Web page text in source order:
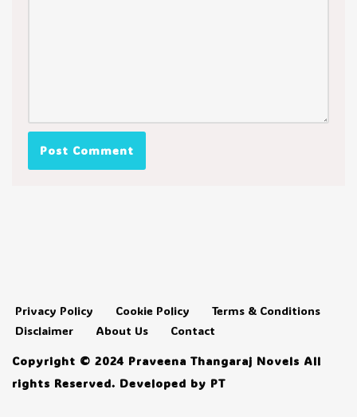
Privacy Policy Cookie Policy
Terms & Conditions
Disclaimer
About Us
Contact
Copyright © 2024 Praveena Thangaraj Novels All
rights Reserved. Developed by PT